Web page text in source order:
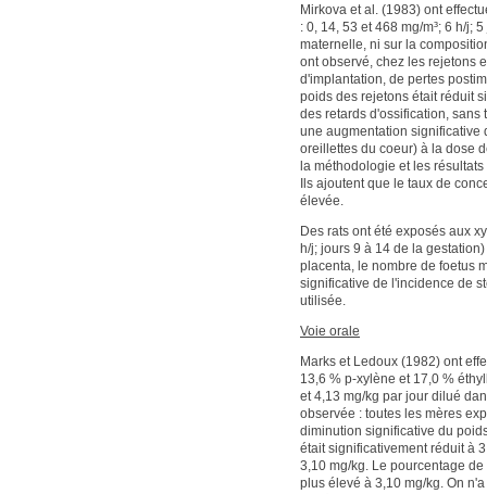
Mirkova et al. (1983) ont
: 0, 14, 53 et 468 mg/m³; 6 h/j;
maternelle, ni sur la
ont observé, chez les rejetons
d'implantation, de pertes
poids des rejetons était réduit
des retards d'ossification,
une augmentation significative
oreillettes du coeur) à la dose
la méthodologie et les
Ils ajoutent que le taux de
élevée.
Des rats ont été exposés aux
h/j; jours 9 à 14 de la
placenta, le nombre de foetus
significative de l'incidence de
utilisée.
Voie orale
Marks et Ledoux (1982) ont
13,6 % p-xylène et 17,0 %
et 4,13 mg/kg par jour dilué
observée : toutes les mères
diminution significative du
était significativement réduit à
3,10 mg/kg. Le pourcentage
plus élevé à 3,10 mg/kg. On